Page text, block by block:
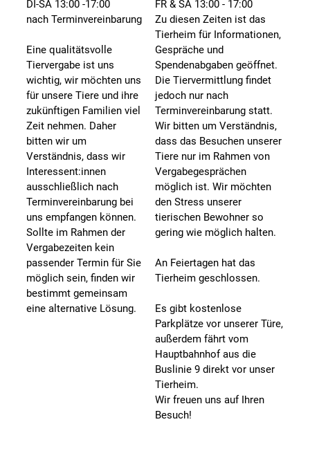
DI-SA 13:00 -17:00
nach Terminvereinbarung
Eine qualitätsvolle
Tiervergabe ist uns
wichtig, wir möchten uns
für unsere Tiere und ihre
zukünftigen Familien viel
Zeit nehmen. Daher
bitten wir um
Verständnis, dass wir
Interessent:innen
ausschließlich nach
Terminvereinbarung bei
uns empfangen können.
Sollte im Rahmen der
Vergabezeiten kein
passender Termin für Sie
möglich sein, finden wir
bestimmt gemeinsam
eine alternative Lösung.
FR & SA 13:00 - 17:00
Zu diesen Zeiten ist das
Tierheim für Informationen,
Gespräche und
Spendenabgaben geöffnet.
Die Tiervermittlung findet
jedoch nur nach
Terminvereinbarung statt.
Wir bitten um Verständnis,
dass das Besuchen unserer
Tiere nur im Rahmen von
Vergabegesprächen
möglich ist. Wir möchten
den Stress unserer
tierischen Bewohner so
gering wie möglich halten.
An Feiertagen hat das
Tierheim geschlossen.
Es gibt kostenlose
Parkplätze vor unserer Türe,
außerdem fährt vom
Hauptbahnhof aus die
Buslinie 9 direkt vor unser
Tierheim.
Wir freuen uns auf Ihren
Besuch!